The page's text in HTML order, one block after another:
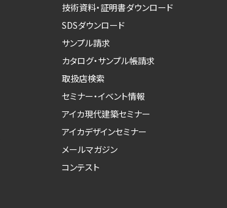
技術資料・証明書ダウンロード
SDSダウンロード
サンプル請求
カタログ・サンプル帳請求
取扱店検索
セミナー・イベント情報
アイカ現代建築セミナー
アイカデザインセミナー
メールマガジン
コンテスト